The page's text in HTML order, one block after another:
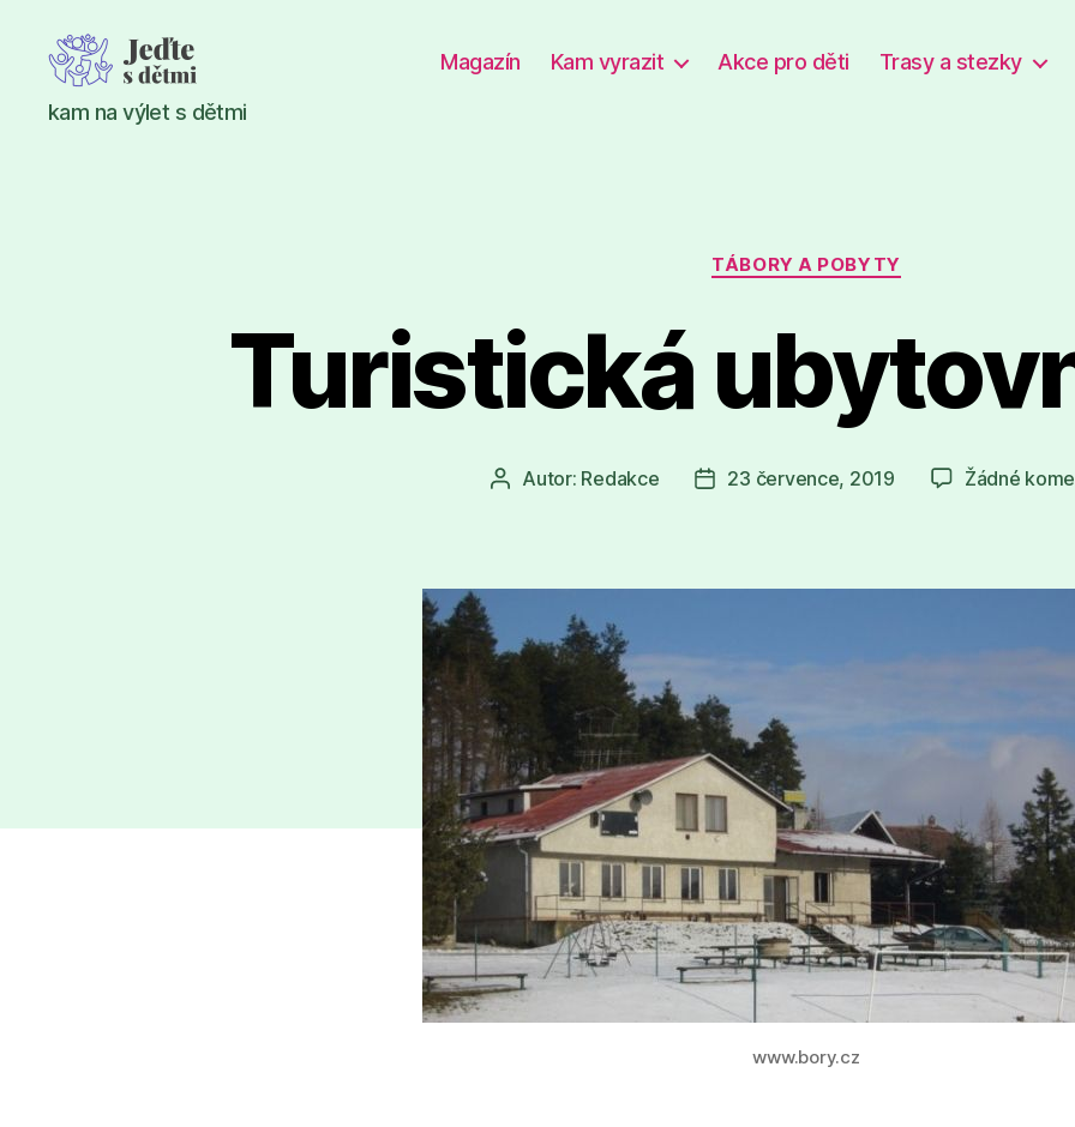
Jeďte
s
kam na výlet s dětmi
Magazín Kam vyrazit Akce pro děti Trasy a stezky
Rubriky
TÁBORY A POBYTY
Turistická
AutorAutor: Redakce
Datum
23 července, 2019 Žádné
www.bory.cz